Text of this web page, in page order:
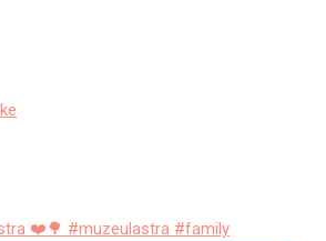
❤️🌳 #muzeulastra #family